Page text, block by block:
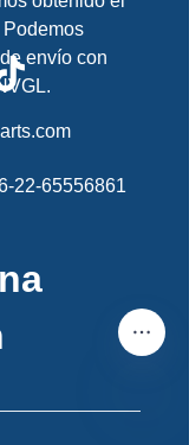
envío con
22-65556861